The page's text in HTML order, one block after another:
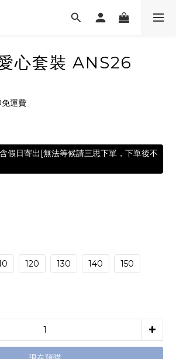
心套裝 ANS26
運費
假日寄出[無法等候請三思下單，下單後不
120 130 140 150